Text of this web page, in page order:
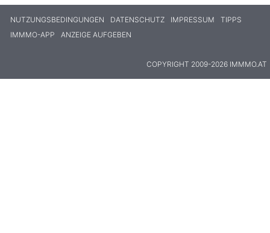
NUTZUNGSBEDINGUNGEN DATENSCHUTZ IMPRESSUM
TIPPS
IMMMO-APP
ANZEIGE AUFGEBEN
COPYRIGHT 2009-2026 IMMMO.AT